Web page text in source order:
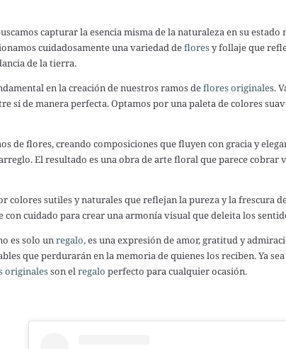
capturar la esencia misma de la naturaleza en su
cuidadosamente una variedad defloresy follaje que
de la tierra.
en la creación de nuestros ramos deflores originales.
sí de manera perfecta. Optamos por una paleta de colores
de flores, creando composiciones que fluyen con gracia y
El resultado es una obra de arte floral que parece cobrar
colores sutiles y naturales que reflejan la pureza y la frescura
cuidado para crear una armonía visual que deleita los
es solo unregalo,es una expresión de amor, gratitud y
que perdurarán en la memoria de quienes los reciben. Ya
originalesson elregalo perfecto para cualquier ocasión.